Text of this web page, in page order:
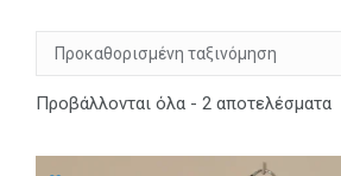
Προβάλλονται όλα - 2 αποτελέσματα